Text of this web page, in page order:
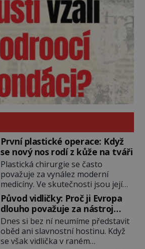
První plastické operace: Když
se nový nos rodí z kůže na tváři
Plastická chirurgie se často
považuje za vynález moderní
medicíny. Ve skutečnosti jsou její
kořeny staré více než dva a půl
tisíce let. V dobách, kdy ještě
neexistují antibiotika ani anestezie,
se odvážní lékaři pokoušejí vracet
lidem tváře znetvořené válkou,
tresty nebo nehodami. Jejich
Původ vidličky: Proč ji Evropa
dlouho považuje za nástroj
samotného satana?
Dnes si bez ní neumíme představit
oběd ani slavnostní hostinu. Když
se však vidlička v raném